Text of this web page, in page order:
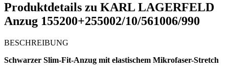
Produktdetails zu KARL LAGERFELD
Anzug 155200+255002/10/561006/990
BESCHREIBUNG
Schwarzer Slim-Fit-Anzug mit elastischem Mikrofaser-Stretch